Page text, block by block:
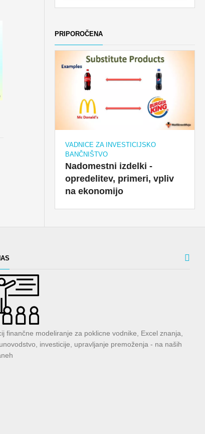
PRIPOROČENA
VADNICE ZA INVESTICIJSKO
BANČNIŠTVO
Nadomestni izdelki -
opredelitev, primeri, vpliv
na ekonomijo
finančne modeliranje za poklicne vodnike, Excel znanja,
investicije, upravljanje premoženja - na naših